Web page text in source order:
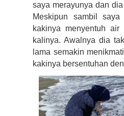
saya merayunya dan
Meskipun sambil saya
kakinya menyentuh air
kalinya. Awalnya dia
lama semakin
kakinya bersentuhan